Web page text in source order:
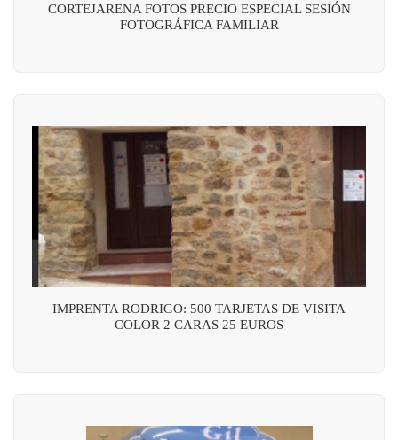
CORTEJARENA FOTOS PRECIO ESPECIAL SESIÓN
FOTOGRÁFICA FAMILIAR
IMPRENTA RODRIGO: 500 TARJETAS DE VISITA
COLOR 2 CARAS 25 EUROS